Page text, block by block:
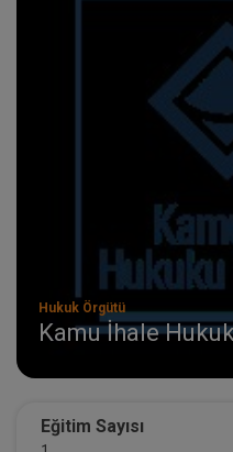
Hukuk Örgütü
Kamu İhale
Eğitim Sayısı